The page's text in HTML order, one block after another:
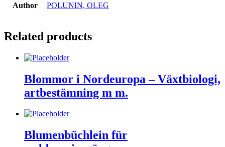
Author POLUNIN, OLEG
Related products
Blommor i Nordeuropa – Växtbiologi,
artbestämning m m.
Blumenbüchlein für